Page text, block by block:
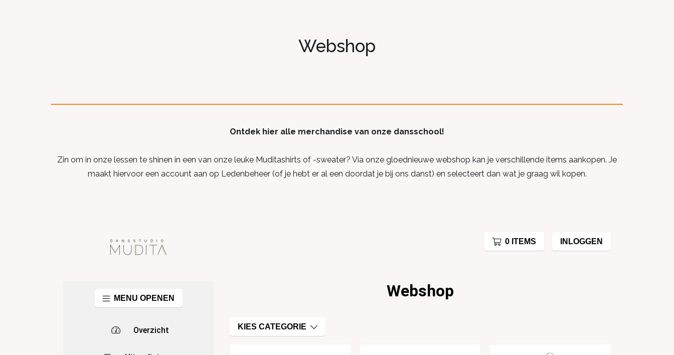
Webshop
Ontdek hier alle merchandise van onze dansschool!
Zin om in onze lessen te shinen in een van onze leuke Muditashirts of -sweater? Via onze gloednieuwe webshop kan je verschillende items aankopen. Je
maakt hiervoor een account aan op Ledenbeheer (of je hebt er al een doordat je bij ons danst) en selecteert dan wat je graag wil kopen.